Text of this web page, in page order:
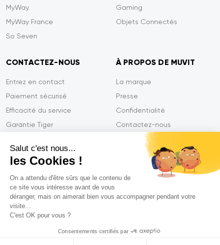
Salut c'est nous...
les Cookies !
On a attendu d'être sûrs que le contenu de
ce site vous intéresse avant de vous
déranger, mais on aimerait bien vous accompagner pendant votre
visite...
C'est OK pour vous ?
Consentements certifiés par
MyWay
MyWay France
So Seven
Gaming
Objets Connectés
CONTACTEZ-NOUS
Entrez en contact
Paiement sécurisé
Efficacité du service
Garantie Tiger
À PROPOS DE MUVIT
La marque
Presse
Confidentialité
Contactez-nous
Mentions légales
Déclarations de conformité